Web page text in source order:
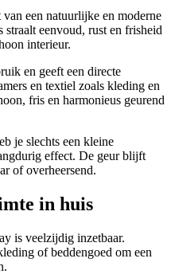
een natuurlijke en moderne
eenvoud, rust en frisheid
interieur.
en geeft een directe
en textiel zoals kleding en
fris en harmonieus geurend
je slechts een kleine
effect. De geur blijft
of overheersend.
in huis
is veelzijdig inzetbaar.
of beddengoed om een